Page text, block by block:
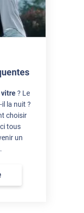
? Le
la nuit ?
choisir
tous
un
.